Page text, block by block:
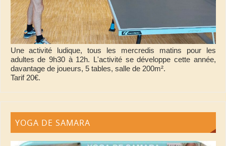
Une activité ludique, tous les mercredis matins pour les
adultes de 9h30 à 12h. L'activité se développe cette année,
davantage de joueurs, 5 tables, salle de 200m².
Tarif 20€.
YOGA DE SAMARA